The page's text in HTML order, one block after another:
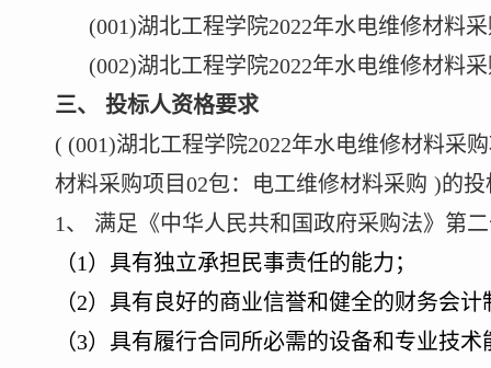
(001)湖北工程学院2022年水电维修材料
(002)湖北工程学院2022年水电维修材料
三、
投标人资格要求
( (001)湖北工程学院2022年水电维修材料采
材料采购项目02包：电工维修材料采购 )的投
1、
满足《中华人民共和国政府采购法》第
（1）具有独立承担民事责任的能力；
（2）具有良好的商业信誉和健全的财务会计
（3）具有履行合同所必需的设备和专业技术